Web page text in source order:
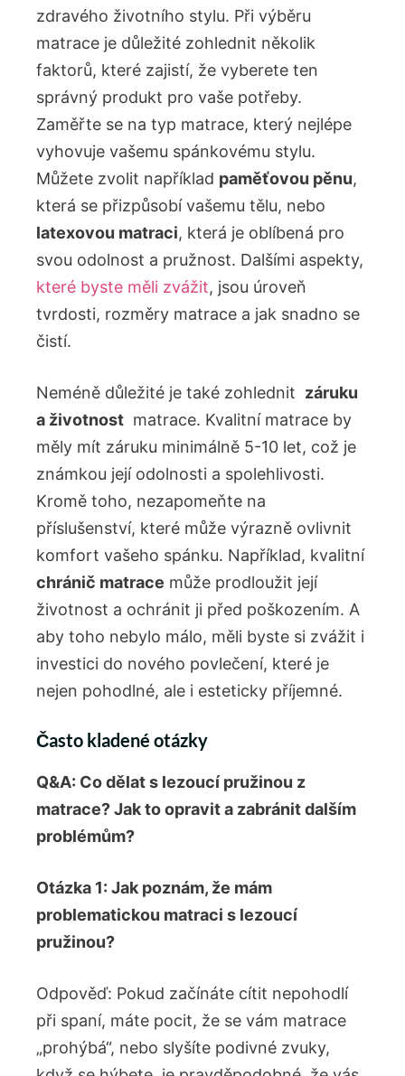
zdravého životního​ stylu. Při výběru
matrace je důležité zohlednit několik
faktorů, které zajistí, ⁣že vyberete ten
správný ⁣produkt pro vaše potřeby.
Zaměřte se na ⁣typ matrace, ⁢který nejlépe⁣
vyhovuje vašemu spánkovému stylu.
Můžete zvolit například paměťovou pěnu,
která se ​přizpůsobí vašemu tělu, nebo⁣
latexovou matraci, která je‌ oblíbená⁤ pro
svou odolnost a ‍pružnost. Dalšími aspekty,
které byste měli zvážit, ‌jsou úroveň⁤
tvrdosti,‌ rozměry matrace ​a jak snadno se
čistí.
Neméně důležité‌ je také zohlednit ​ záruku
a ⁤životnost ⁤ matrace.⁢ Kvalitní ⁣matrace by
měly mít záruku minimálně 5-10 let, což je
známkou její odolnosti a spolehlivosti.
Kromě ‌toho, ⁣nezapomeňte na
příslušenství, které⁢ může výrazně ovlivnit
komfort ⁢vašeho ⁤spánku. Například, kvalitní
chránič matrace může prodloužit její
životnost ‌a ochránit ⁤ji⁣ před poškozením. A
aby toho nebylo⁣ málo, měli byste si zvážit i
investici do ⁢nového povlečení, které je
nejen pohodlné, ale i esteticky příjemné.
Často kladené otázky
Q&A: Co dělat s lezoucí pružinou z
matrace? Jak to ‍opravit a zabránit dalším
problémům?
Otázka 1: Jak poznám, že mám
problematickou matraci s lezoucí
pružinou?
Odpověď: Pokud začínáte⁢ cítit nepohodlí
při spaní, máte pocit, že se vám matrace
„prohýbá“, nebo slyšíte podivné zvuky,